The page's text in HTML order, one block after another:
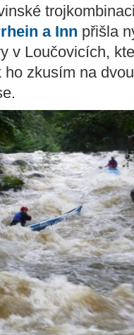
a Inn přišla
v Loučovicích,
zkusím na